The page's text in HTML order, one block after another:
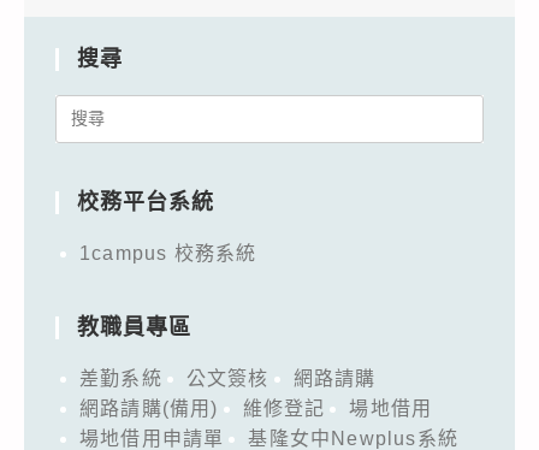
搜尋
Search
校務平台系統
1campus 校務系統
教職員專區
差勤系統 公文簽核
網路請購
網路請購(備用)
維修登記
場地借用
場地借用申請單
基隆女中Newplus系統